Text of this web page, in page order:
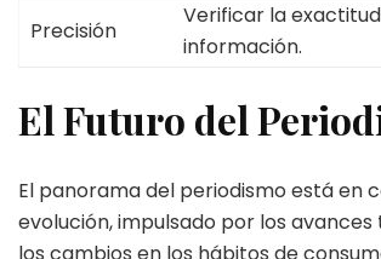
Precisión
Verificar la
información.
El Futuro del
El panorama del periodismo está en
evolución, impulsado por los
los cambios en los hábitos de